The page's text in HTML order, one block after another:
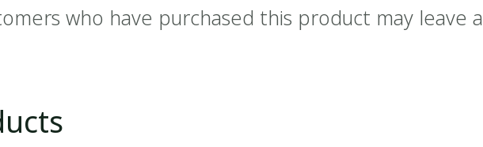
who have purchased this product may leave a